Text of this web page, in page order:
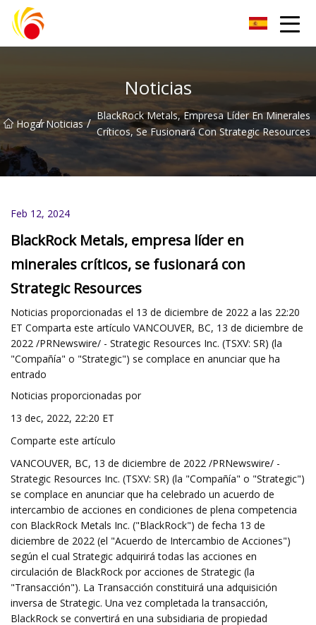
Artículos de laboratorio de plástico Co., Ltd de Wuxi
Noticias
Hogar
/ Noticias / BlackRock Metals, Empresa Líder En Minerales
Críticos, Se Fusionará Con Strategic Resources
Feb 12, 2024
BlackRock Metals, empresa líder en
minerales críticos, se fusionará con
Strategic Resources
Noticias proporcionadas el 13 de diciembre de 2022 a las 22:20
ET Comparta este artículo VANCOUVER, BC, 13 de diciembre de
2022 /PRNewswire/ - Strategic Resources Inc. (TSXV: SR) (la
"Compañía" o "Strategic") se complace en anunciar que ha
entrado
Noticias proporcionadas por
13 dec, 2022, 22:20 ET
Comparte este artículo
VANCOUVER, BC, 13 de diciembre de 2022 /PRNewswire/ -
Strategic Resources Inc. (TSXV: SR) (la "Compañía" o "Strategic")
se complace en anunciar que ha celebrado un acuerdo de
intercambio de acciones en condiciones de plena competencia
con BlackRock Metals Inc. ("BlackRock") de fecha 13 de
diciembre de 2022 (el "Acuerdo de Intercambio de Acciones")
según el cual Strategic adquirirá todas las acciones en
circulación de BlackRock por acciones de Strategic (la
"Transacción"). La Transacción constituirá una adquisición
inversa de Strategic. Una vez completada la transacción,
BlackRock se convertirá en una subsidiaria de propiedad